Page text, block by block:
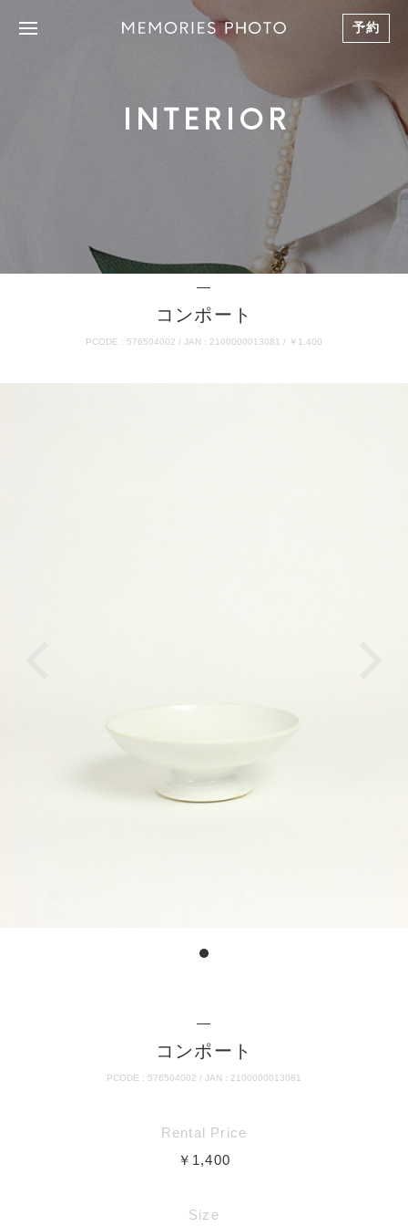
予約
INTERIOR
―
コンポート
PCODE : 576504002 / JAN : 2100000013081 / ￥1,400
―
コンポート
PCODE : 576504002 / JAN : 2100000013081
Rental Price
￥1,400
Size